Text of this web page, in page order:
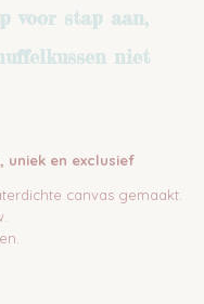
voor stap aan,
niet
uniek en exclusief
canvas gemaakt.